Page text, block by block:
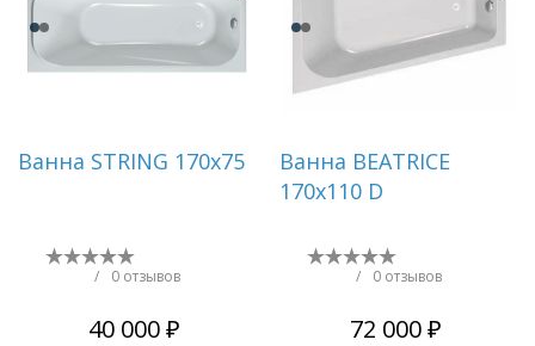
Ванна STRING 170x75
/ 0 отзывов
40 000 ₽
Ванна BEATRICE
170x110 D
/ 0 отзывов
72 000 ₽